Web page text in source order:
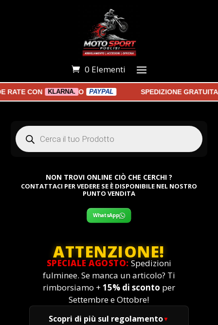
0 Elementi
RATE CON KLARNA. O PAYPAL SPEDIZIONE
Products
search
NON TROVI ONLINE CIÒ CHE CERCHI ?
CONTATTACI PER VEDERE SE È DISPONIBILE NEL NOSTRO
PUNTO VENDITA
WhatsApp
ATTENZIONE!
SPECIALE AGOSTO: Spedizioni
fulminee. Se manca un articolo? Ti
rimborsiamo + 15% di sconto per
Settembre e Ottobre!
Scopri di più sul regolamento